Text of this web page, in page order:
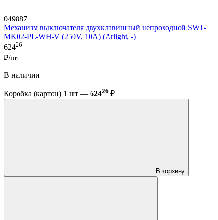
049887
Механизм выключателя двухклавишный непроходной SWT-
MK02-PL-WH-V (250V, 10A) (Arlight, -)
62426
₽/шт
В наличии
Коробка (картон) 1 шт — 62426 ₽
В корзину